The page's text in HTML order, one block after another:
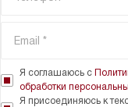
Я соглашаюсь с
обработки
Я присоединяюсь к